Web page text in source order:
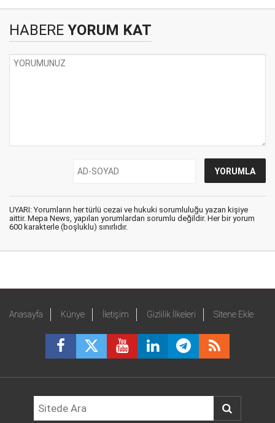
HABERE YORUM KAT
UYARI: Yorumların her türlü cezai ve hukuki sorumluluğu yazan kişiye
aittir. Mepa News, yapılan yorumlardan sorumlu değildir. Her bir yorum
600 karakterle (boşluklu) sınırlıdır.
Anasayfa Künye İletişim Gizlilik İlkeleri Sitene Ekle